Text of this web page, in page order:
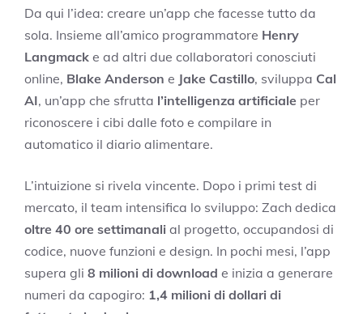
Da qui l’idea: creare un’app che facesse tutto da
sola. Insieme all’amico programmatore Henry
Langmack e ad altri due collaboratori conosciuti
online, Blake Anderson e Jake Castillo, sviluppa Cal
AI, un’app che sfrutta l’intelligenza artificiale per
riconoscere i cibi dalle foto e compilare in
automatico il diario alimentare.
L’intuizione si rivela vincente. Dopo i primi test di
mercato, il team intensifica lo sviluppo: Zach dedica
oltre 40 ore settimanali al progetto, occupandosi di
codice, nuove funzioni e design. In pochi mesi, l’app
supera gli 8 milioni di download e inizia a generare
numeri da capogiro: 1,4 milioni di dollari di